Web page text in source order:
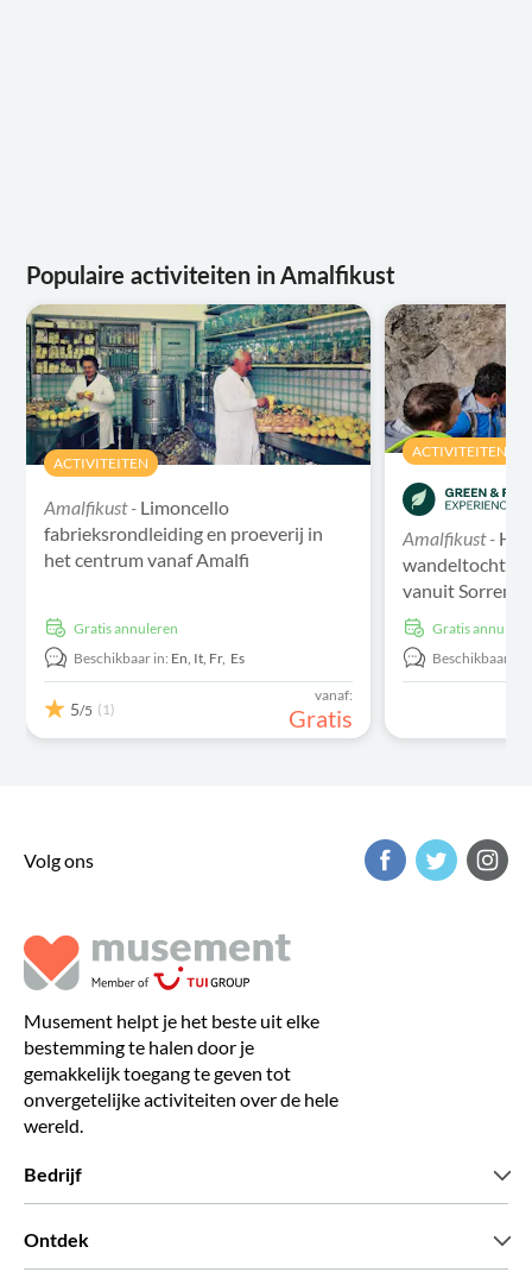
Populaire activiteiten in Amalfikust
ACTIVITEITEN
Amalfikust - Limoncello
fabrieksrondleiding en proeverij in
het centrum vanaf Amalfi
Gratis annuleren
Beschikbaar in: En, It, Fr, Es
5/5 (1)
vanaf:
Gratis
ACTIVITEITEN
Amalfikust -
wandeltocht
vanuit Sorrento
Gratis
Beschikbaar in:
Volg ons
Musement helpt je het beste uit elke
bestemming te halen door je
gemakkelijk toegang te geven tot
onvergetelijke activiteiten over de hele
wereld.
Bedrijf
Ontdek